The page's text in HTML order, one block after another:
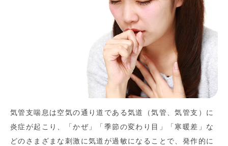
気管支喘息は空気の通り道である気道（気管、気管支）に
炎症が起こり、「かぜ」「季節の変わり目」「寒暖差」な
どのさまざまな刺激に気道が過敏になることで、発作的に